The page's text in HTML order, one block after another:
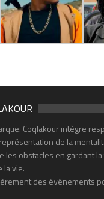
Coqlakour intègre
de la
les obstacles en gardant
la vie.
des événements